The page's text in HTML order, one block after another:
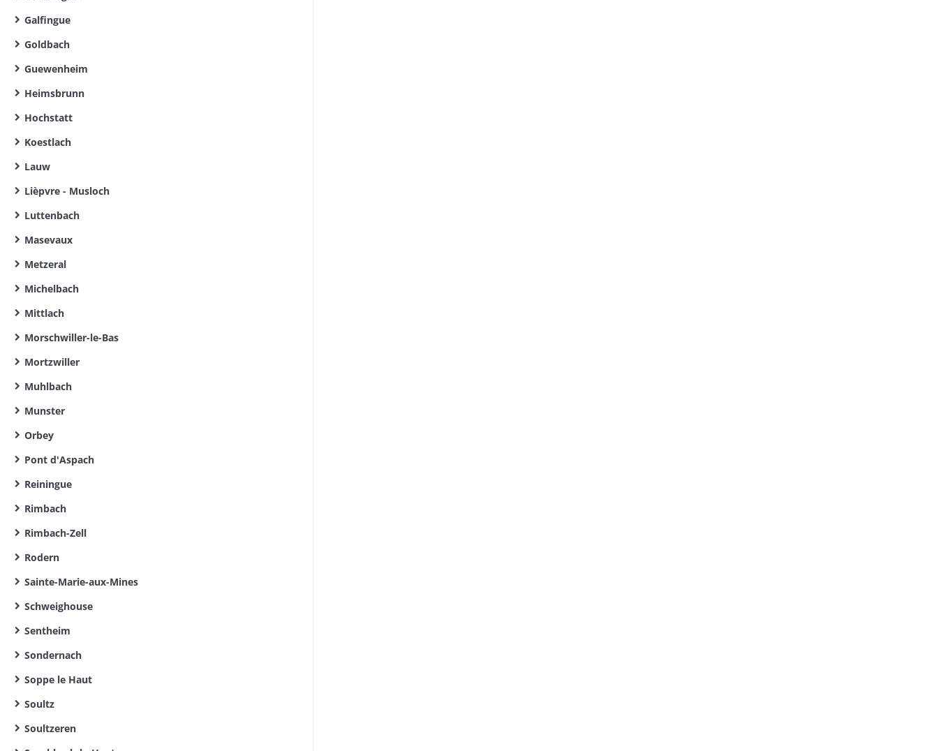
Galfingue
Goldbach
Guewenheim
Heimsbrunn
Hochstatt
Koestlach
Lauw
Lièpvre - Musloch
Luttenbach
Masevaux
Metzeral
Michelbach
Mittlach
Morschwiller-le-Bas
Mortzwiller
Muhlbach
Munster
Orbey
Pont d'Aspach
Reiningue
Rimbach
Rimbach-Zell
Rodern
Sainte-Marie-aux-Mines
Schweighouse
Sentheim
Sondernach
Soppe le Haut
Soultz
Soultzeren